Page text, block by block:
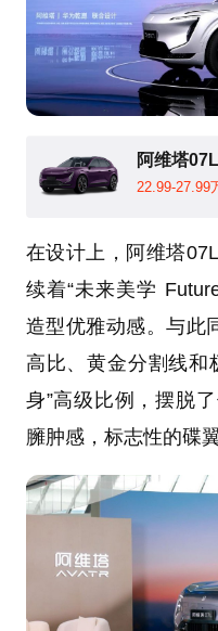
阿维塔07L
22.99-27.99
在设计上，阿维塔
续着“未来美学
造型优雅动感。与此
高比、黄金分割线和
身”高级比例，摆脱
臃肿感，标志性的碟